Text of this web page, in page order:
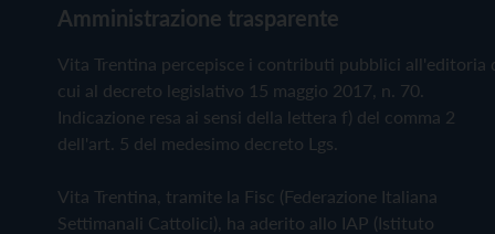
Amministrazione trasparente
Vita Trentina percepisce i contributi pubblici all'editoria
cui al decreto legislativo 15 maggio 2017, n. 70.
Indicazione resa ai sensi della lettera f) del comma 2
dell'art. 5 del medesimo decreto Lgs.
Vita Trentina, tramite la Fisc (Federazione Italiana
Settimanali Cattolici), ha aderito allo IAP (Istituto